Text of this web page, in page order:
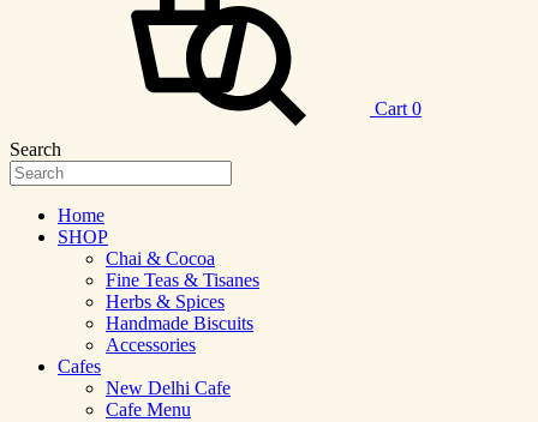
Cart 0
Search
Home
SHOP
Chai & Cocoa
Fine Teas & Tisanes
Herbs & Spices
Handmade Biscuits
Accessories
Cafes
New Delhi Cafe
Cafe Menu